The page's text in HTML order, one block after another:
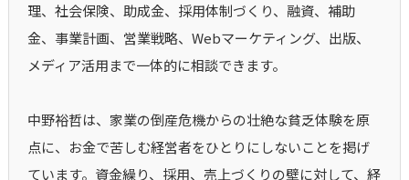
理、社会保険、助成金、採用体制づくり、融資、補助
金、事業計画、営業戦略、Webマーケティング、出版、
メディア活用まで一体的に相談できます。
中野裕哲は、家業の倒産危機からの壮絶な貧乏体験を原
点に、お金で苦しむ経営者をひとりにしないことを掲げ
ています。資金繰り、採用、売上づくりの壁に対して、経